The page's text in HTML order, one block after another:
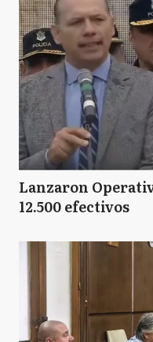
Lanzaron
12.500 efectivos